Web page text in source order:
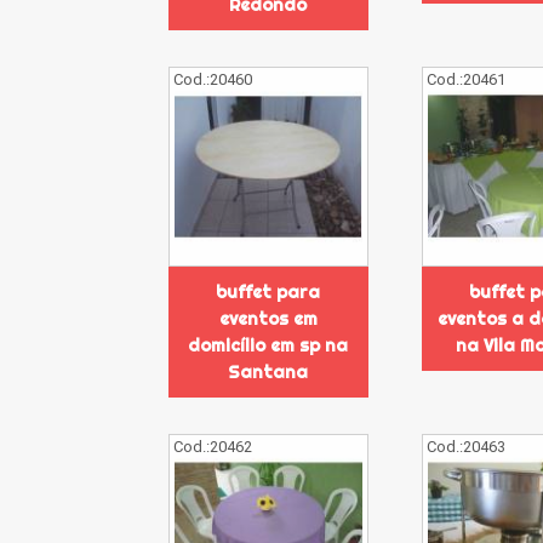
Redondo
Cod.:20460
buffet para
eventos em
domicílio em sp na
Santana
Cod.:20461
buffet
eventos a
na Vila
Cod.:20462 Cod.:20463